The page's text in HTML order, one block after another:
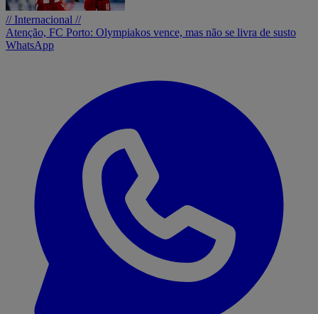
// Internacional //
Atenção, FC Porto: Olympiakos vence, mas não se livra de susto
WhatsApp